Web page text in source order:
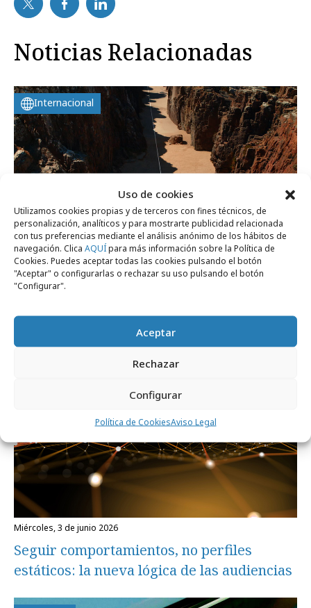
Uso de cookies
Utilizamos cookies propias y de terceros con fines técnicos, de
personalización, analíticos y para mostrarte publicidad relacionada
con tus preferencias mediante el análisis anónimo de los hábitos de
navegación. Clica AQUÍpara más información sobre la Política de
Cookies. Puedes aceptar todas las cookies pulsando el botón
"Aceptar" o configurarlas o rechazar su uso pulsando el botón
"Configurar".
Aceptar
Rechazar
Configurar
Política de CookiesAviso Legal
Noticias Relacionadas
Internacional
miércoles, 3 de junio 2026
Opinión
miércoles, 3 de junio 2026
Seguir comportamientos, no perfiles
estáticos: la nueva lógica de las audiencias